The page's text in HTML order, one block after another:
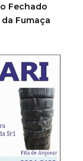
Fechado
Fumaça